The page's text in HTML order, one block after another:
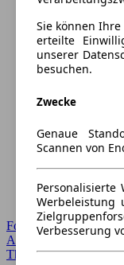
Forum Startseite
Alle Auto-Foren
Themen-Forum
Sie können
erteilte
unserer
besuchen.
Zwecke
Genaue
Scannen von
Personalisierte
Werbeleistung
Verbesserung